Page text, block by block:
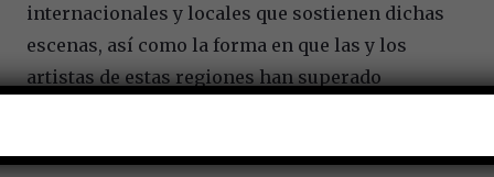
internacionales y locales que sostienen dichas
escenas, así como la forma en que las y los
artistas de estas regiones han superado